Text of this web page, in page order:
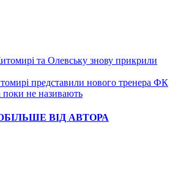
та Олевську знову прикрили
представили нового тренера ФК
поки не називають
БІЛЬШЕ ВІД АВТОРА